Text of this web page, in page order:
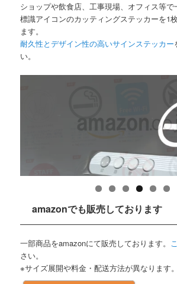
ショップや飲食店、工事現場、オフィス等
標識アイコンのカッティングステッカーを1
ます。
耐久性とデザイン性の高いサインステッカー
い。
amazonでも販売しております
一部商品をamazonにて販売しております。
さい。
※サイズ展開や料金・配送方法が異なります。